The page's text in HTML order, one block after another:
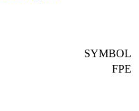
SYMBOL
FPE